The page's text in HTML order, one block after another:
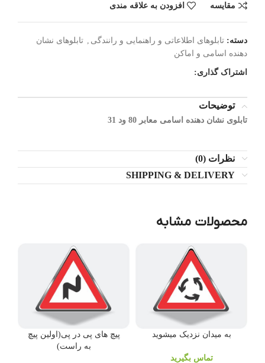
مقایسه افزودن به علاقه مندی
دسته: تابلوهای اطلاعاتی و راهنمایی و رانندگی , تابلوهای نشان
دهنده اسامی و اماکن
اشتراک گذاری:
توضیحات
تابلوی نشان دهنده اسامی معابر 80 ود 31
نظرات (0)
SHIPPING & DELIVERY
محصولات مشابه
به میدان نزدیک میشوید
تماس بگیرید
پیچ های پی در پی(اولین پیچ
به راست)